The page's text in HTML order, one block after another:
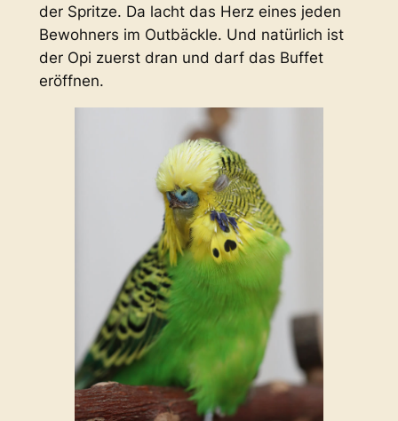
der Spritze. Da lacht das Herz eines jeden
Bewohners im Outbäckle. Und natürlich ist
der Opi zuerst dran und darf das Buffet
eröffnen.